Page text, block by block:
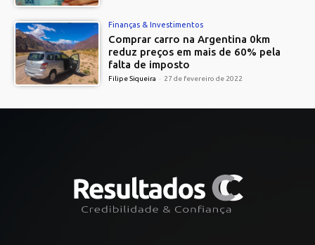
Finanças & Investimentos
Comprar carro na Argentina 0km
reduz preços em mais de 60% pela
falta de imposto
Filipe Siqueira - 27 de fevereiro de 2022